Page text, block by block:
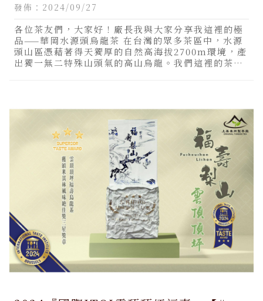
買杉林溪茶推薦
發佈：2024/09/27
各位茶友們，大家好！廠長我與大家分享我這裡的極
品——華岡水源頭烏龍茶 在台灣的眾多茶區中，水源
頭山區憑藉著得天獨厚的自然高海拔2700m環境，產
出獨一無二特殊山頭氣的高山烏龍。我們這裡的茶園